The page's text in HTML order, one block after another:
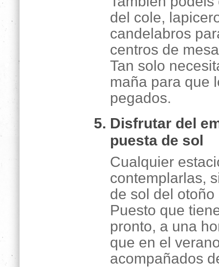
del cole,
candelabros
centros de
Tan solo
maña para que
pegados.
Disfrutar del
puesta de sol
Cualquier
contemplarlas,
de sol del
Puesto que
pronto, a una
que en el
acompañados